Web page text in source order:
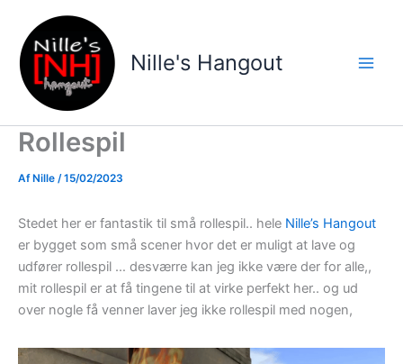
indholdet
Nille's Hangout
Rollespil
Af Nille /15/02/2023
Stedet her er fantastik til små rollespil.. hele Nille’s Hangout
er bygget som små scener hvor det er muligt at lave og
udfører rollespil … desværre kan jeg ikke være der for alle,,
mit rollespil er at få tingene til at virke perfekt her.. og ud
over nogle få venner laver jeg ikke rollespil med nogen,